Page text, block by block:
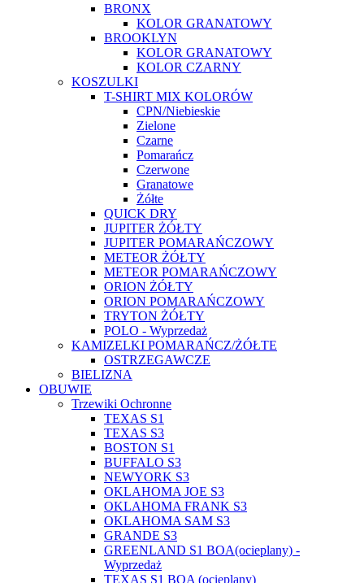
BRONX
KOLOR GRANATOWY
BROOKLYN
KOLOR GRANATOWY
KOLOR CZARNY
KOSZULKI
T-SHIRT MIX KOLORÓW
CPN/Niebieskie
Zielone
Czarne
Pomarańcz
Czerwone
Granatowe
Żółte
QUICK DRY
JUPITER ŻÓŁTY
JUPITER POMARAŃCZOWY
METEOR ŻÓŁTY
METEOR POMARAŃCZOWY
ORION ŻÓŁTY
ORION POMARAŃCZOWY
TRYTON ŻÓŁTY
POLO - Wyprzedaż
KAMIZELKI POMARAŃCZ/ŻÓŁTE
OSTRZEGAWCZE
BIELIZNA
OBUWIE
Trzewiki Ochronne
TEXAS S1
TEXAS S3
BOSTON S1
BUFFALO S3
NEWYORK S3
OKLAHOMA JOE S3
OKLAHOMA FRANK S3
OKLAHOMA SAM S3
GRANDE S3
GREENLAND S1 BOA(ocieplany) -
Wyprzedaż
TEXAS S1 BOA (ocieplany)